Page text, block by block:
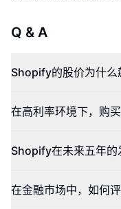
Q & A
Shopify的股价为什么
在高利率环境下，购
Shopify在未来五年的
在金融市场中，如何